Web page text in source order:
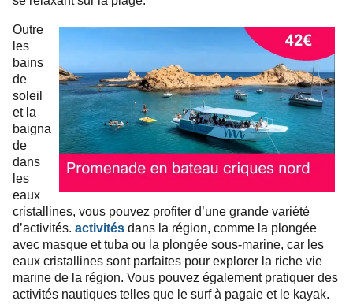
Outre
les
bains
de
soleil
et la
baigna
de
dans
les
eaux
cristallines, vous pouvez profiter d’une grande variété
d’activités. activités dans la région, comme la plongée
avec masque et tuba ou la plongée sous-marine, car les
eaux cristallines sont parfaites pour explorer la riche vie
marine de la région. Vous pouvez également pratiquer des
activités nautiques telles que le surf à pagaie et le kayak.